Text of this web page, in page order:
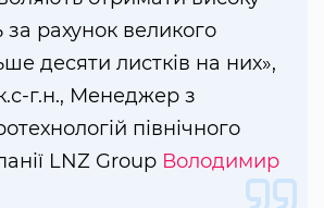
за рахунок великого
десяти листків на них»,
г.н., Менеджер з
північного
LNZ Group Володимир